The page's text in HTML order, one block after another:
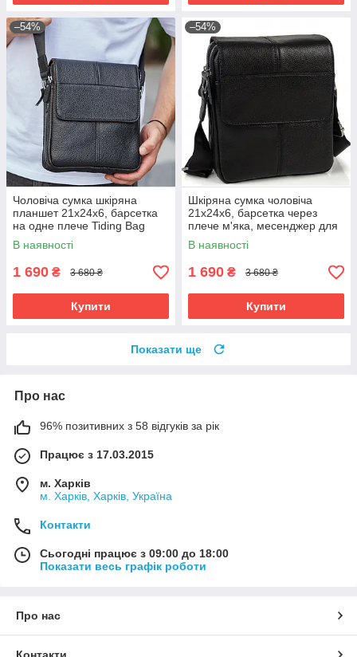
–54%
Чоловіча сумка шкіряна
планшет 21х24х6, барсетка
на одне плече Tiding Bag
M1254A чорна
В наявності
1 690 ₴ 3 680 ₴
Купити
–54%
Шкіряна сумка чоловіча
21х24х6, барсетка через
плече м'яка, месенджер для
гаджетів BEXHILL TD-21334A
В наявності
1 690 ₴ 3 680 ₴
Купити
Показати ще
Про нас
96% позитивних з 58 відгуків за рік
Працює з 17.03.2015
м. Харків
м. Харків, Харків, Україна
Контакти
Сьогодні працює з 09:00 до 18:00
Показати весь графік роботи
Про нас